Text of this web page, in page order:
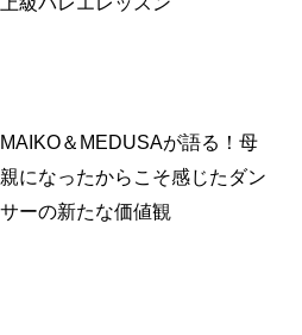
MAIKO＆MEDUSAが語る！母
親になったからこそ感じたダン
サーの新たな価値観